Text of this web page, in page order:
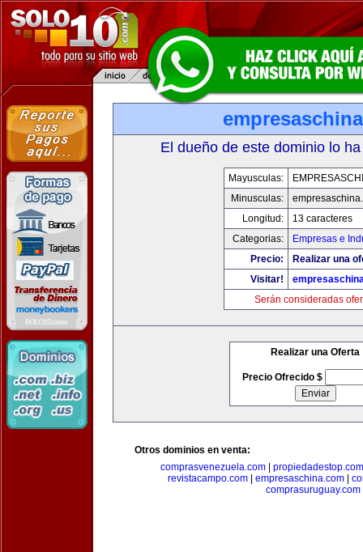
El dueño de este dominio lo
Mayusculas:
Minusculas:
Longitud:
13 caracteres
Categorias:
Empresas e
Precio:
Realizar una
Visitar!
Serán consideradas
Realizar una Oferta
Precio Ofrecido $
Otros dominios en venta:
comprasvenezuela.com
propiedadestop.com
revistacampo.com
empresaschina.com
comprasuruguay.com